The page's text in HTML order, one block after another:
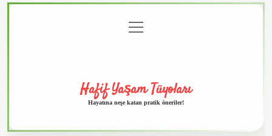
menüyü
aç
Hafif Yaşam Tüyoları
Hayatına neşe katan pratik öneriler!